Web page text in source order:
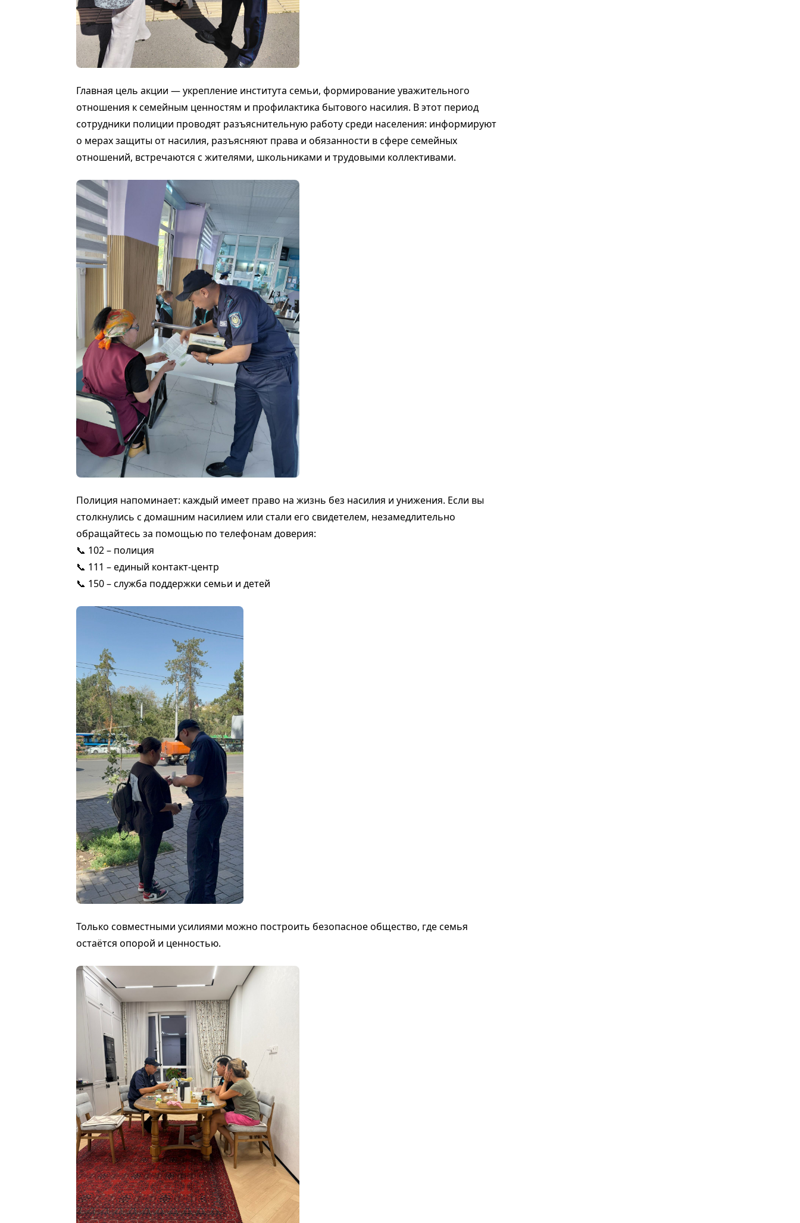
Главная цель акции — укрепление института семьи, формирование уважительного
отношения к семейным ценностям и профилактика бытового насилия. В этот период
сотрудники полиции проводят разъяснительную работу среди населения: информируют
о мерах защиты от насилия, разъясняют права и обязанности в сфере семейных
отношений, встречаются с жителями, школьниками и трудовыми коллективами.
Полиция напоминает: каждый имеет право на жизнь без насилия и унижения. Если вы
столкнулись с домашним насилием или стали его свидетелем, незамедлительно
обращайтесь за помощью по телефонам доверия:
📞 102 – полиция
📞 111 – единый контакт-центр
📞 150 – служба поддержки семьи и детей
Только совместными усилиями можно построить безопасное общество, где семья
остаётся опорой и ценностью.